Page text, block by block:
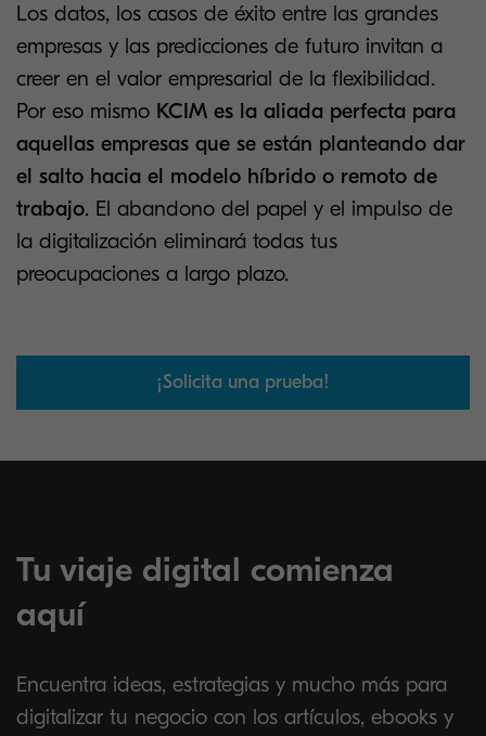
Los datos, los casos de éxito entre las grandes
empresas y las predicciones de futuro invitan a
creer en el valor empresarial de la flexibilidad.
Por eso mismo KCIM es la aliada perfecta para
aquellas empresas que se están planteando dar
el salto hacia el modelo híbrido o remoto de
trabajo. El abandono del papel y el impulso de
la digitalización eliminará todas tus
preocupaciones a largo plazo.
¡Solicita una prueba!
Tu viaje digital comienza
aquí
Encuentra ideas, estrategias y mucho más para
digitalizar tu negocio con los artículos, ebooks y